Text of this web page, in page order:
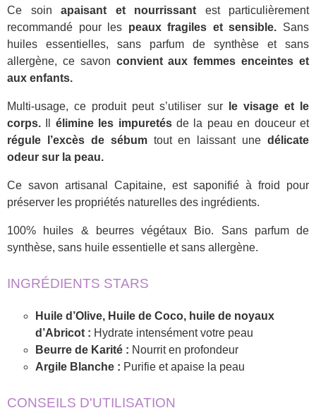
Ce soin apaisant et nourrissant est particulièrement
recommandé pour les peaux fragiles et sensible. Sans
huiles essentielles, sans parfum de synthèse et sans
allergène, ce savon convient aux femmes enceintes et
aux enfants.
Multi-usage, ce produit peut s’utiliser sur
le visage et le
corps.
élimine les impuretésde la peau en douceur et
régule l’excès de sébumtout en laissant une délicate
odeur sur la peau.
Ce savon artisanal Capitaine, est saponifié à froid pour
préserver les propriétés naturelles des ingrédients.
100% huiles & beurres végétaux Bio. Sans parfum de
synthèse, sans huile essentielle et sans allergène.
INGRÉDIENTS STARS
Huile d’Olive, Huile de Coco, huile de noyaux
d’Abricot : Hydrate intensément votre peau
Beurre de Karité : Nourrit en profondeur
Argile Blanche : Purifie et apaise la peau
CONSEILS D'UTILISATION